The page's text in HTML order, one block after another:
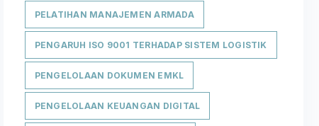
PELATIHAN MANAJEMEN ARMADA
PENGARUH ISO 9001 TERHADAP SISTEM LOGISTIK
PENGELOLAAN DOKUMEN EMKL
PENGELOLAAN KEUANGAN DIGITAL